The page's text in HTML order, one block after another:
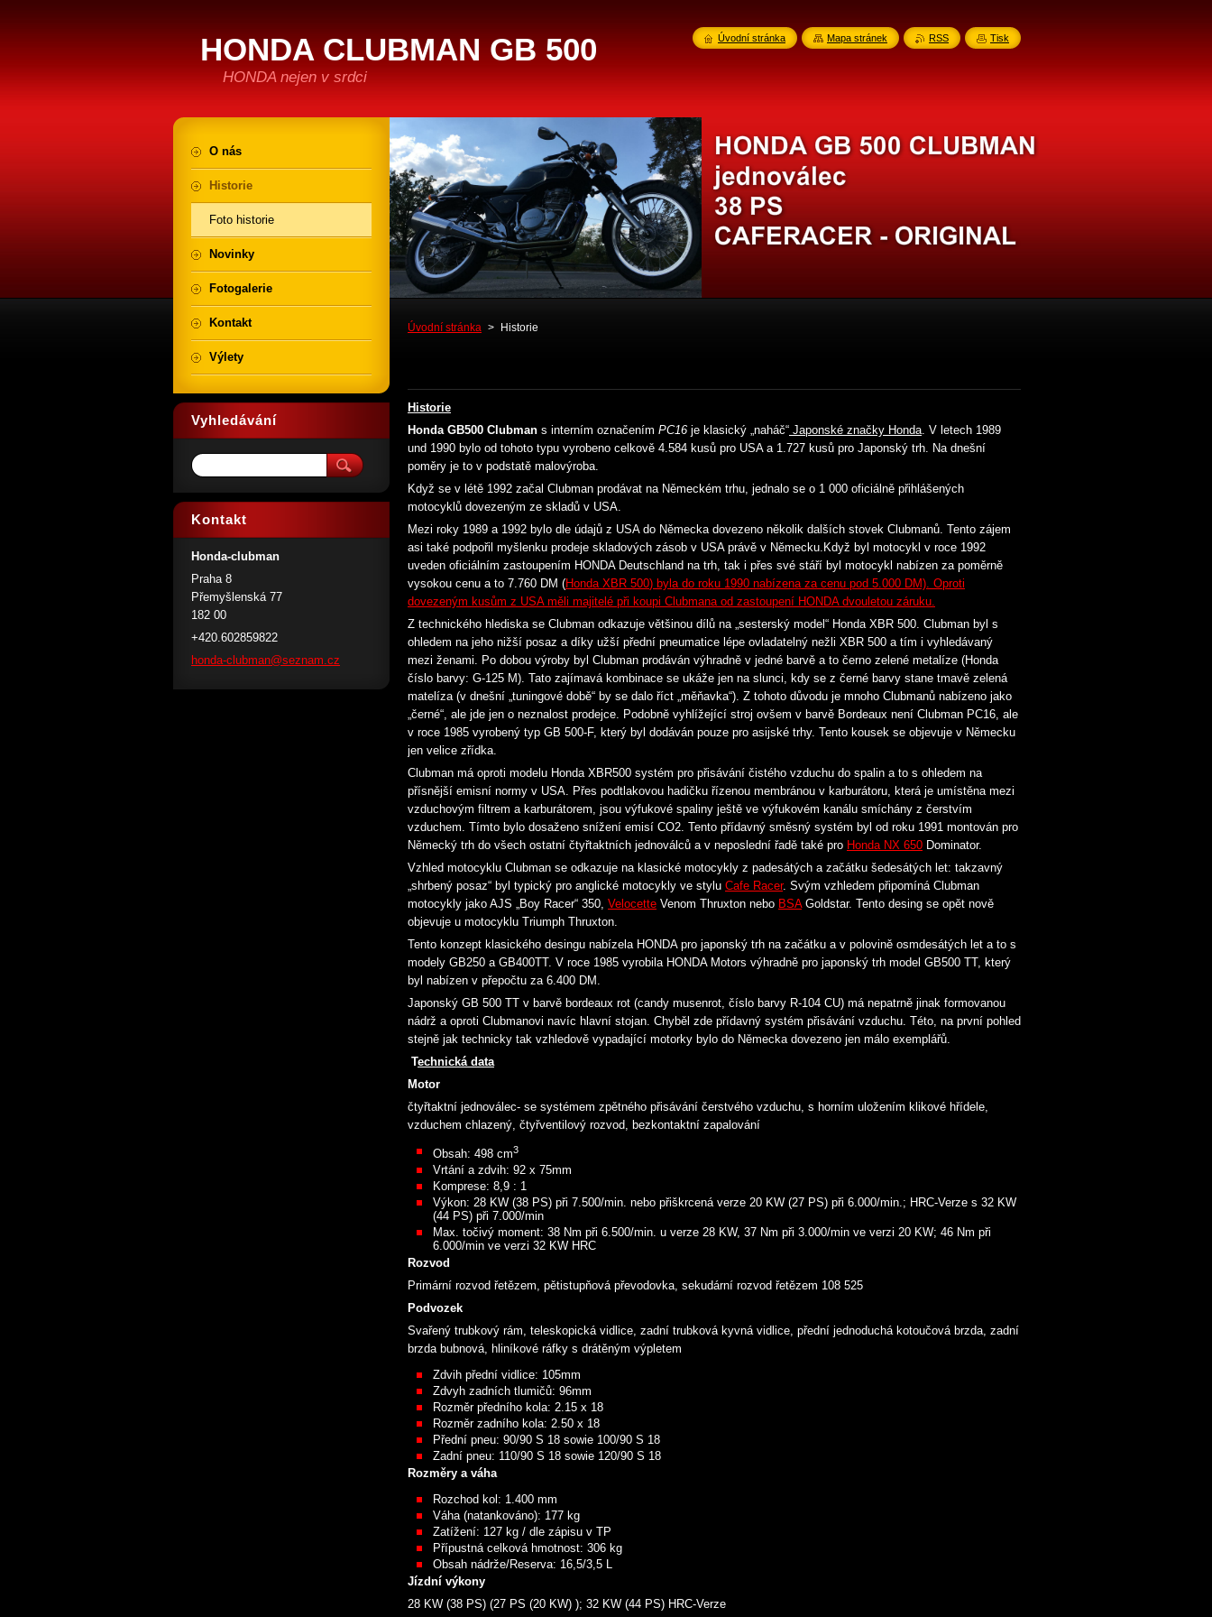
HONDA CLUBMAN GB 500
HONDA nejen v srdci
Úvodní stránka > Historie
Historie
Honda GB500 Clubman s interním označením PC16 je klasický „naháč“ Japonské značky Honda. V letech 1989
und 1990 bylo od tohoto typu vyrobeno celkově 4.584 kusů pro USA a 1.727 kusů pro Japonský trh. Na dnešní
poměry je to v podstatě malovýroba.
Když se v létě 1992 začal Clubman prodávat na Německém trhu, jednalo se o 1 000 oficiálně přihlášených
motocyklů dovezeným ze skladů v USA.
Mezi roky 1989 a 1992 bylo dle údajů z USA do Německa dovezeno několik dalších stovek Clubmanů. Tento zájem
asi také podpořil myšlenku prodeje skladových zásob v USA právě v Německu.Když byl motocykl v roce 1992
uveden oficiálním zastoupením HONDA Deutschland na trh, tak i přes své stáří byl motocykl nabízen za poměrně
vysokou cenu a to 7.760 DM (Honda XBR 500) byla do roku 1990 nabízena za cenu pod 5.000 DM). Oproti
dovezeným kusům z USA měli majitelé při koupi Clubmana od zastoupení HONDA dvouletou záruku.
Z technického hlediska se Clubman odkazuje většinou dílů na „sesterský model“ Honda XBR 500. Clubman byl s
ohledem na jeho nižší posaz a díky užší přední pneumatice lépe ovladatelný nežli XBR 500 a tím i vyhledávaný
mezi ženami. Po dobou výroby byl Clubman prodáván výhradně v jedné barvě a to černo zelené metalíze (Honda
číslo barvy: G-125 M). Tato zajímavá kombinace se ukáže jen na slunci, kdy se z černé barvy stane tmavě zelená
matelíza (v dnešní „tuningové době“ by se dalo říct „měňavka“). Z tohoto důvodu je mnoho Clubmanů nabízeno jako
„černé“, ale jde jen o neznalost prodejce. Podobně vyhlížející stroj ovšem v barvě Bordeaux není Clubman PC16, ale
v roce 1985 vyrobený typ GB 500-F, který byl dodáván pouze pro asijské trhy. Tento kousek se objevuje v Německu
jen velice zřídka.
Clubman má oproti modelu Honda XBR500 systém pro přisávání čistého vzduchu do spalin a to s ohledem na
přísnější emisní normy v USA. Přes podtlakovou hadičku řízenou membránou v karburátoru, která je umístěna mezi
vzduchovým filtrem a karburátorem, jsou výfukové spaliny ještě ve výfukovém kanálu smíchány z čerstvím
vzduchem. Tímto bylo dosaženo snížení emisí CO2. Tento přídavný směsný systém byl od roku 1991 montován pro
Německý trh do všech ostatní čtyřtaktních jednoválců a v neposlední řadě také pro Honda NX 650 Dominator.
Vzhled motocyklu Clubman se odkazuje na klasické motocykly z padesátých a začátku šedesátých let: takzavný
„shrbený posaz“ byl typický pro anglické motocykly ve stylu Cafe Racer. Svým vzhledem připomíná Clubman
motocykly jako AJS „Boy Racer“ 350, Velocette Venom Thruxton nebo BSAGoldstar. Tento desing se opět nově
objevuje u motocyklu Triumph Thruxton.
Tento konzept klasického desingu nabízela HONDA pro japonský trh na začátku a v polovině osmdesátých let a to s
modely GB250 a GB400TT. V roce 1985 vyrobila HONDA Motors výhradně pro japonský trh model GB500 TT, který
byl nabízen v přepočtu za 6.400 DM.
Japonský GB 500 TT v barvě bordeaux rot (candy musenrot, číslo barvy R-104 CU) má nepatrně jinak formovanou
nádrž a oproti Clubmanovi navíc hlavní stojan. Chyběl zde přídavný systém přisávání vzduchu. Této, na první pohled
stejně jak technicky tak vzhledově vypadající motorky bylo do Německa dovezeno jen málo exemplářů.
Technická data
Motor
čtyřtaktní jednoválec- se systémem zpětného přisávání čerstvého vzduchu, s horním uložením klikové hřídele,
vzduchem chlazený, čtyřventilový rozvod, bezkontaktní zapalování
Obsah: 498 cm3
Vrtání a zdvih: 92 x 75mm
Komprese: 8,9 : 1
Výkon: 28 KW (38 PS) při 7.500/min. nebo přiškrcená verze 20 KW (27 PS) při 6.000/min.; HRC-Verze s 32 KW
(44 PS) při 7.000/min
Max. točivý moment: 38 Nm při 6.500/min. u verze 28 KW, 37 Nm při 3.000/min ve verzi 20 KW; 46 Nm při
6.000/min ve verzi 32 KW HRC
Rozvod
Primární rozvod řetězem, pětistupňová převodovka, sekudární rozvod řetězem 108 525
Podvozek
Svařený trubkový rám, teleskopická vidlice, zadní trubková kyvná vidlice, přední jednoduchá kotoučová brzda, zadní
brzda bubnová, hliníkové ráfky s drátěným výpletem
Zdvih přední vidlice: 105mm
Zdvyh zadních tlumičů: 96mm
Rozměr předního kola: 2.15 x 18
Rozměr zadního kola: 2.50 x 18
Přední pneu: 90/90 S 18 sowie 100/90 S 18
Zadní pneu: 110/90 S 18 sowie 120/90 S 18
Rozměry a váha
Rozchod kol: 1.400 mm
Váha (natankováno): 177 kg
Zatížení: 127 kg / dle zápisu v TP
Přípustná celková hmotnost: 306 kg
Obsah nádrže/Reserva: 16,5/3,5 L
Jízdní výkony
28 KW (38 PS) (27 PS (20 KW) ); 32 KW (44 PS) HRC-Verze
O nás
Historie
Foto historie
Novinky
Fotogalerie
Kontakt
Výlety
Vyhledávání
Kontakt
Honda-clubman
Praha 8
Přemyšlenská 77
182 00
+420.602859822
honda-cl ubman@seznam.cz
Úvodní stránka Mapa stránek RSS Tisk